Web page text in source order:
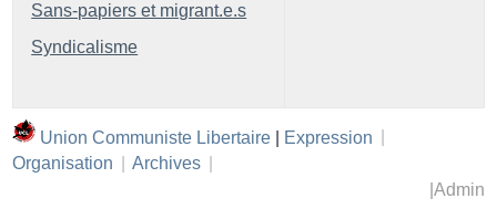
Sans-papiers et migrant.e.s
Syndicalisme
Union Communiste Libertaire | Expression
Organisation
Archives
Admin